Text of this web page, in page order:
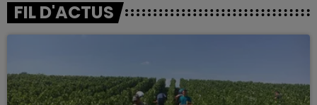
FIL D'ACTUS